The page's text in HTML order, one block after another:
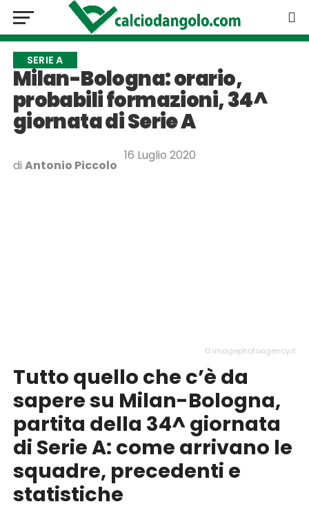
SERIE A
Milan-Bologna: orario,
probabili formazioni, 34^
giornata di Serie A
di Antonio Piccolo
16 Luglio 2020
© imagephotoagency.it
Tutto quello che c’è da
sapere su Milan-Bologna,
partita della 34^ giornata
di Serie A: come arrivano le
squadre, precedenti e
statistiche